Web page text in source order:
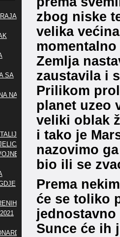
zbog niske
velika
Zemlja
zaustavila i
Prilikom
planet uzeo
veliki oblak
i tako je
nazovimo
bio ili se
Prema
će se toliko
Sunce će ih
SA
NA